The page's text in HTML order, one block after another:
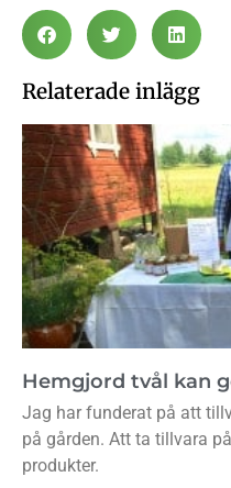
Relaterade inlägg
Hemgjord tvål kan
Jag har funderat på att
på gården. Att ta tillvara
produkter.